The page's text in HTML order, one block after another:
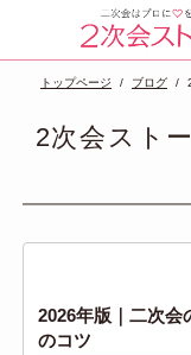
トップページ ブログ
2次会スト
2026年版｜二次会
のコツ